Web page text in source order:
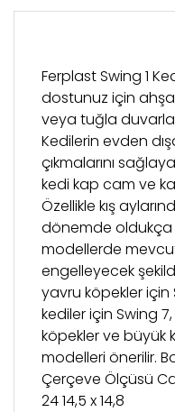
Ferplast Swing 1
dostunuz için
veya tuğla
Kedilerin evden
çıkmalarını
kedi kap cam ve
Özellikle kış
dönemde oldukça
modellerde
engelleyecek
yavru köpekler için
kediler için Swing
köpekler ve büyük
modelleri önerilir.
Çerçeve Ölçüsü
24 14,5 x 14,8